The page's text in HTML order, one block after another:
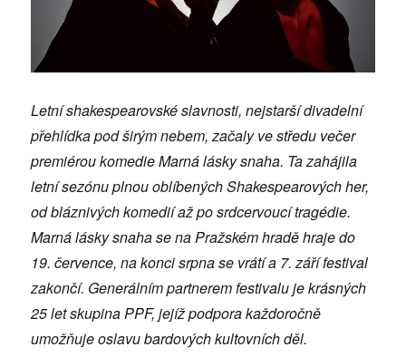
Letní shakespearovské slavnosti, nejstarší divadelní
přehlídka pod širým nebem, začaly ve středu večer
premiérou komedie Marná lásky snaha. Ta zahájila
letní sezónu plnou oblíbených Shakespearových her,
od bláznivých komedií až po srdcervoucí tragédie.
Marná lásky snaha se na Pražském hradě hraje do
19. července, na konci srpna se vrátí a 7. září festival
zakončí. Generálním partnerem festivalu je krásných
25 let skupina PPF, jejíž podpora každoročně
umožňuje oslavu bardových kultovních děl.